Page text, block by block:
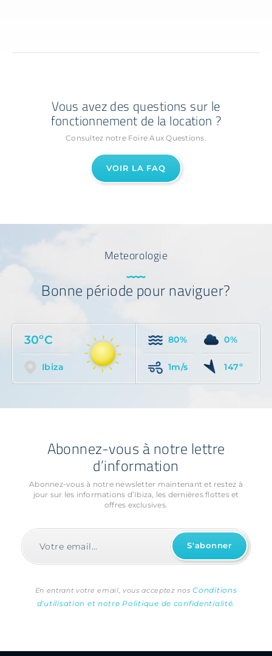
Vous avez des questions sur le
fonctionnement de la location ?
Consultez notre Foire Aux Questions.
VOIR LA FAQ
Meteorologie
Bonne période pour naviguer?
30ºC
Ibiza
80%
1m/s
0%
147º
Abonnez-vous à notre lettre
d’information
Abonnez-vous à notre newsletter maintenant et restez à
jour sur les informations d’Ibiza, les dernières flottes et
offres exclusives.
En entrant votre email, vous acceptez nosConditions
d'utilisation et notre Politique de confidentialité.